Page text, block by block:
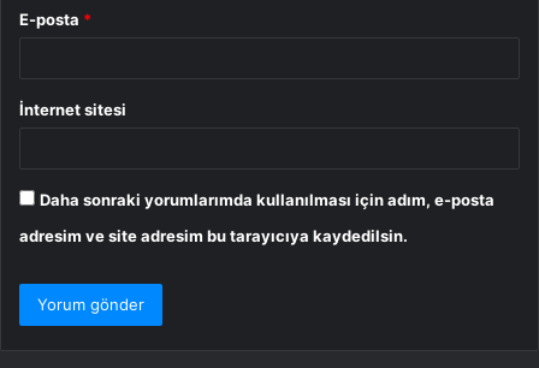
E-posta *
İnternet sitesi
Daha sonraki yorumlarımda kullanılması için adım, e-posta
adresim ve site adresim bu tarayıcıya kaydedilsin.